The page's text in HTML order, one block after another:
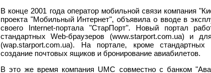
В конце 2001 года оператор мобильной связи компания
проекта "Мобильный Интернет", объявила о вводе в
своего Internet-портала "СтарПорт". Новый портал
стандартных Web-браузеров (www.starport.com.ua) и
(wap.starport.com.ua). На портале, кроме стандартных
создание почтовых ящиков и бронирование авиабилетов.
В это же время компания UMC совместно с банком